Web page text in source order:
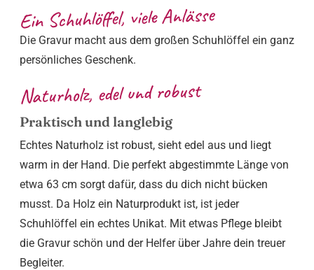
Ein Schuhlöffel, viele Anlässe
Die Gravur macht aus dem großen Schuhlöffel ein ganz
persönliches Geschenk.
Naturholz, edel und robust
Praktisch und langlebig
Echtes Naturholz ist robust, sieht edel aus und liegt
warm in der Hand. Die perfekt abgestimmte Länge von
etwa 63 cm sorgt dafür, dass du dich nicht bücken
musst. Da Holz ein Naturprodukt ist, ist jeder
Schuhlöffel ein echtes Unikat. Mit etwas Pflege bleibt
die Gravur schön und der Helfer über Jahre dein treuer
Begleiter.